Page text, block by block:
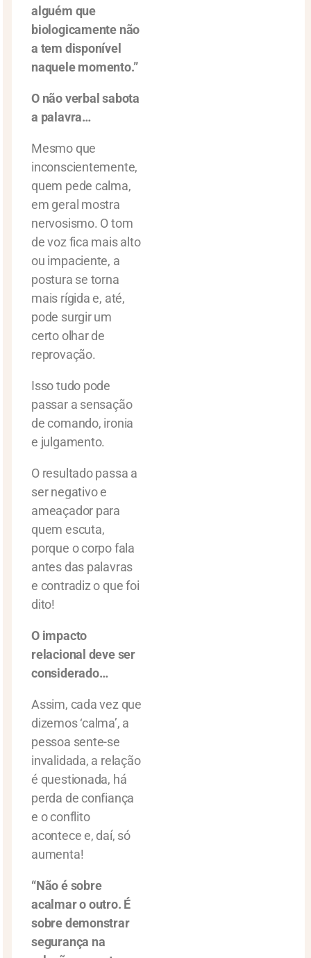
alguém que
biologicamente não
a tem disponível
naquele momento.”
O não verbal sabota
a palavra…
Mesmo que
inconscientemente,
quem pede calma,
em geral mostra
nervosismo. O tom
de voz fica mais alto
ou impaciente, a
postura se torna
mais rígida e, até,
pode surgir um
certo olhar de
reprovação.
Isso tudo pode
passar a sensação
de comando, ironia
e julgamento.
O resultado passa a
ser negativo e
ameaçador para
quem escuta,
porque o corpo fala
antes das palavras
e contradiz o que foi
dito!
O impacto
relacional deve ser
considerado…
Assim, cada vez que
dizemos ‘calma’, a
pessoa sente-se
invalidada, a relação
é questionada, há
perda de confiança
e o conflito
acontece e, daí, só
aumenta!
“Não é sobre
acalmar o outro. É
sobre demonstrar
segurança na